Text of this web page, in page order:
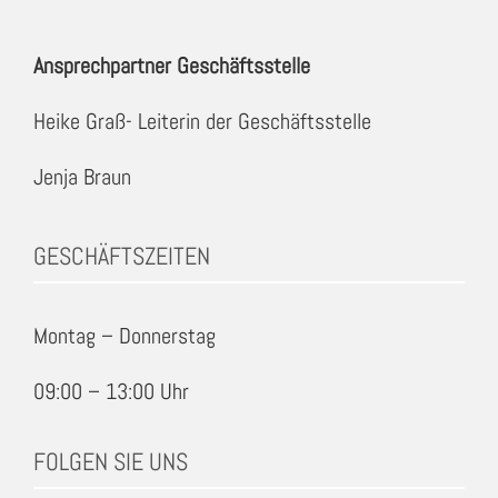
Ansprechpartner Geschäftsstelle
Heike Graß- Leiterin der Geschäftsstelle
Jenja Braun
GESCHÄFTSZEITEN
Montag – Donnerstag
09:00 – 13:00 Uhr
FOLGEN SIE UNS